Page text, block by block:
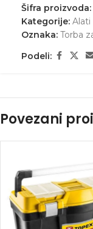
Šifra proizvoda:
Kategorije: Alati
Oznaka: Torba
Podeli:
Povezani